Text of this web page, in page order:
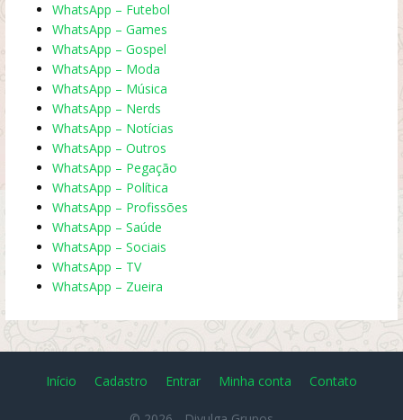
WhatsApp – Futebol
WhatsApp – Games
WhatsApp – Gospel
WhatsApp – Moda
WhatsApp – Música
WhatsApp – Nerds
WhatsApp – Notícias
WhatsApp – Outros
WhatsApp – Pegação
WhatsApp – Política
WhatsApp – Profissões
WhatsApp – Saúde
WhatsApp – Sociais
WhatsApp – TV
WhatsApp – Zueira
Início Cadastro Entrar Minha conta Contato